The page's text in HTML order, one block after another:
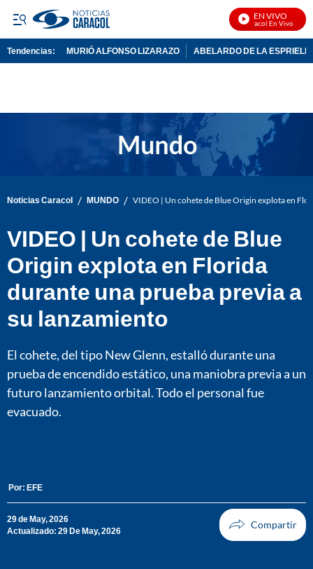
EN VIVO
Noticias Caracol En Vivo
Tendencias: MURIÓ ALFONSO LIZARAZO ABELARDO DE LA
Noticias Caracol / MUNDO / VIDEO | Un cohete de Blue Origin explota en
VIDEO | Un cohete de Blue
Origin explota en Florida
durante una prueba previa a
su lanzamiento
El cohete, del tipo New Glenn, estalló durante una
prueba de encendido estático, una maniobra previa a un
futuro lanzamiento orbital. Todo el personal fue
evacuado.
Por: EFE
29 de May, 2026
Actualizado: 29 De May, 2026